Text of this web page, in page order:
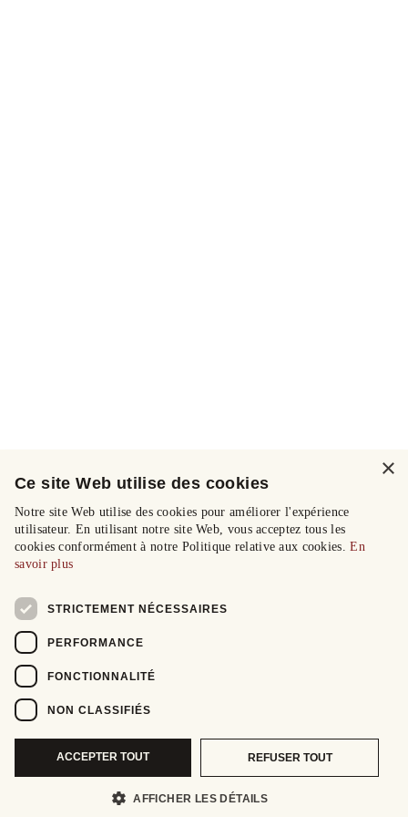
×
Ce site Web utilise des cookies
Notre site Web utilise des cookies pour améliorer l'expérience
utilisateur. En utilisant notre site Web, vous acceptez tous les
cookies conformément à notre Politique relative aux cookies.En
savoir plus
STRICTEMENT NÉCESSAIRES
PERFORMANCE
FONCTIONNALITÉ
NON CLASSIFIÉS
ACCEPTER TOUT REFUSER TOUT
AFFICHER LES DÉTAILS